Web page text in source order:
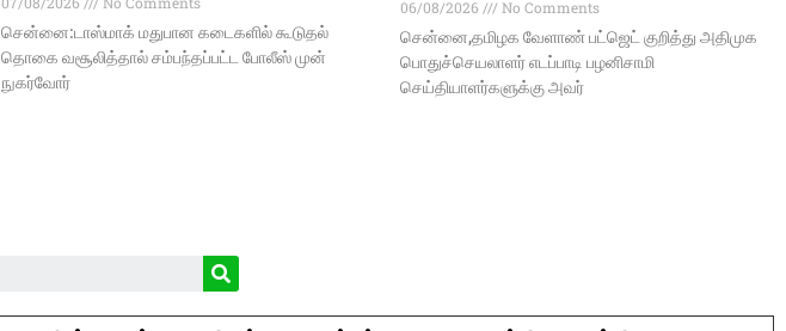
சென்னை:டாஸ்மாக் மதுபான கடைகளில் கூடுதல்
தொகை வசூலித்தால் சம்பந்தப்பட்ட போலீஸ் முன்
நுகர்வோர்
06/08/2026
No Comments
சென்னை,தமிழக வேளாண் பட்ஜெட் குறித்து அதிமுக
பொதுச்செயலாளர் எடப்பாடி பழனிசாமி
செய்தியாளர்களுக்கு அவர்